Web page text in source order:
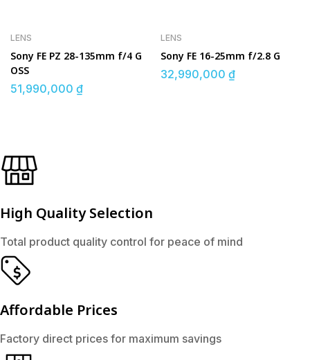
LENS
Sony FE PZ 28-135mm f/4 G
OSS
51,990,000 ₫
LENS
Sony FE 16-25mm f/2.8 G
32,990,000 ₫
High Quality Selection
Total product quality control for peace of mind
Affordable Prices
Factory direct prices for maximum savings